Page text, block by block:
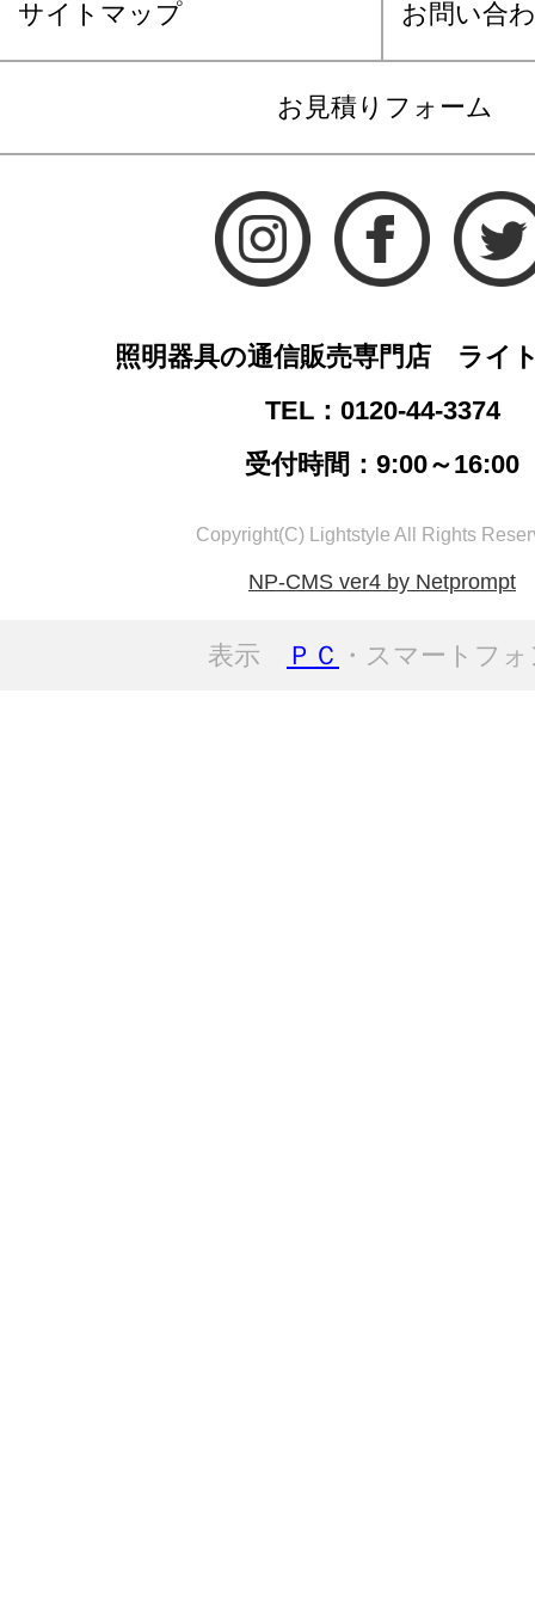
サイトマップ お問い合
お見積りフォーム
照明器具の通信販売専門店 ライ
TEL：0120-44-3374
受付時間：9:00～16:00
Copyright(C) Lightstyle All Rights
NP-CMS ver4 by Netprompt
表示 ＰＣ ・スマートフ